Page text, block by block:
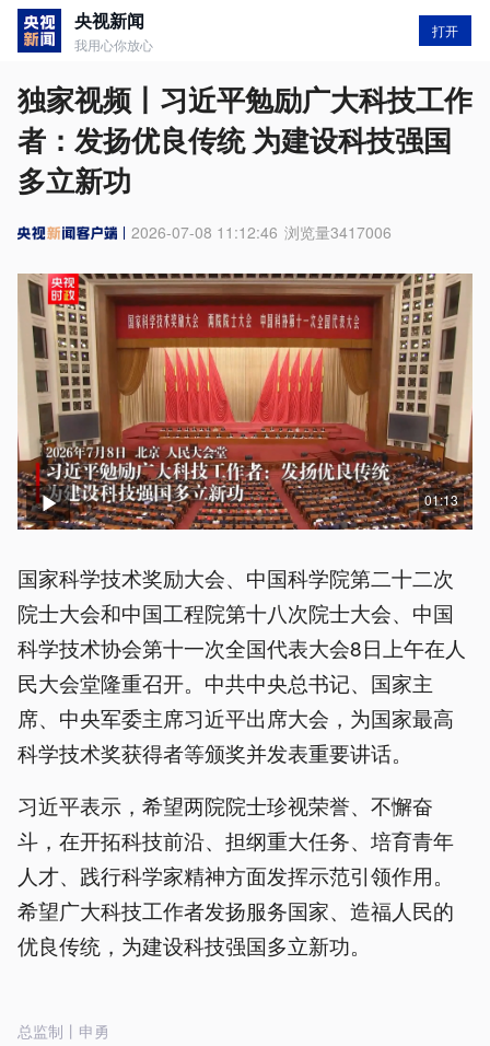
央视新闻
我用心你放心
打开
独家视频丨习近平勉励广大科技工作
者：发扬优良传统 为建设科技强国
多立新功
2026-07-08 11:12:46 浏览量3417006
01:13
国家科学技术奖励大会、中国科学院第二十二次
院士大会和中国工程院第十八次院士大会、中国
科学技术协会第十一次全国代表大会8日上午在人
民大会堂隆重召开。中共中央总书记、国家主
席、中央军委主席习近平出席大会，为国家最高
科学技术奖获得者等颁奖并发表重要讲话。
习近平表示，希望两院院士珍视荣誉、不懈奋
斗，在开拓科技前沿、担纲重大任务、培育青年
人才、践行科学家精神方面发挥示范引领作用。
希望广大科技工作者发扬服务国家、造福人民的
优良传统，为建设科技强国多立新功。
总监制丨申勇